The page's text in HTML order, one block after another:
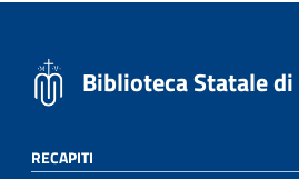
Biblioteca Statale
RECAPITI